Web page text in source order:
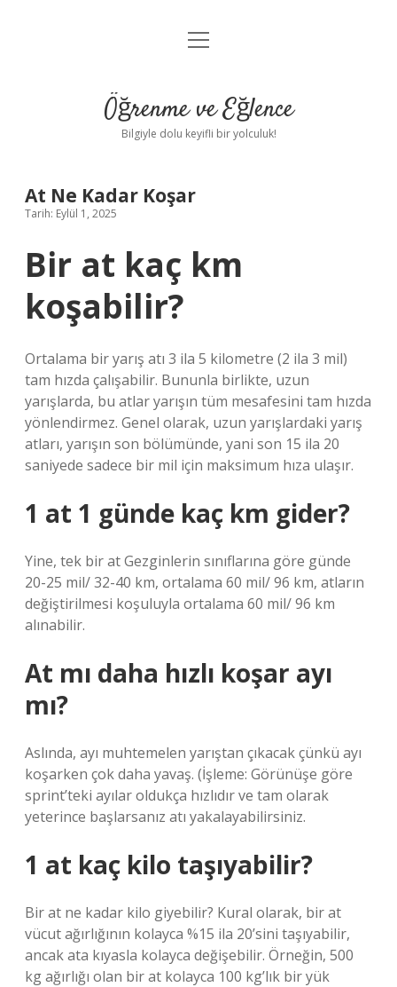
Anasayfa
Yasal Uyarı
menüyü
Öğrenme ve Eğlence
Bilgiyle dolu keyifli bir yolculuk!
At Ne Kadar Koşar
Tarih: Eylül 1, 2025
Bir at kaç km
koşabilir?
Ortalama bir yarış atı 3 ila 5 kilometre (2 ila 3 mil)
tam hızda çalışabilir. Bununla birlikte, uzun
yarışlarda, bu atlar yarışın tüm mesafesini tam hızda
yönlendirmez. Genel olarak, uzun yarışlardaki yarış
atları, yarışın son bölümünde, yani son 15 ila 20
saniyede sadece bir mil için maksimum hıza ulaşır.
1 at 1 günde kaç km gider?
Yine, tek bir at Gezginlerin sınıflarına göre günde
20-25 mil/ 32-40 km, ortalama 60 mil/ 96 km, atların
değiştirilmesi koşuluyla ortalama 60 mil/ 96 km
alınabilir.
At mı daha hızlı koşar ayı
mı?
Aslında, ayı muhtemelen yarıştan çıkacak çünkü ayı
koşarken çok daha yavaş. (İşleme: Görünüşe göre
sprint’teki ayılar oldukça hızlıdır ve tam olarak
yeterince başlarsanız atı yakalayabilirsiniz.
1 at kaç kilo taşıyabilir?
Bir at ne kadar kilo giyebilir? Kural olarak, bir at
vücut ağırlığının kolayca %15 ila 20’sini taşıyabilir,
ancak ata kıyasla kolayca değişebilir. Örneğin, 500
kg ağırlığı olan bir at kolayca 100 kg’lık bir yük